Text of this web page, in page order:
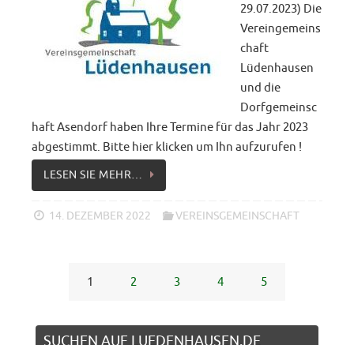
29.07.2023) Die
Vereingemeins
chaft
Lüdenhausen
und die
Dorfgemeinsc
haft Asendorf haben Ihre Termine für das Jahr 2023
abgestimmt. Bitte hier klicken um Ihn aufzurufen !
LESEN SIE MEHR…
14. DEZEMBER 2022 VEREINSGEMEINSCHAFT
1 2 3 4 5
SUCHEN AUF LUEDENHAUSEN.DE